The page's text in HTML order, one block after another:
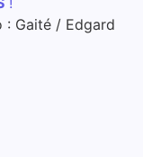
: Gaité / Edgard